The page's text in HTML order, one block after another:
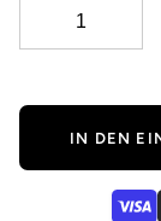
IN DEN